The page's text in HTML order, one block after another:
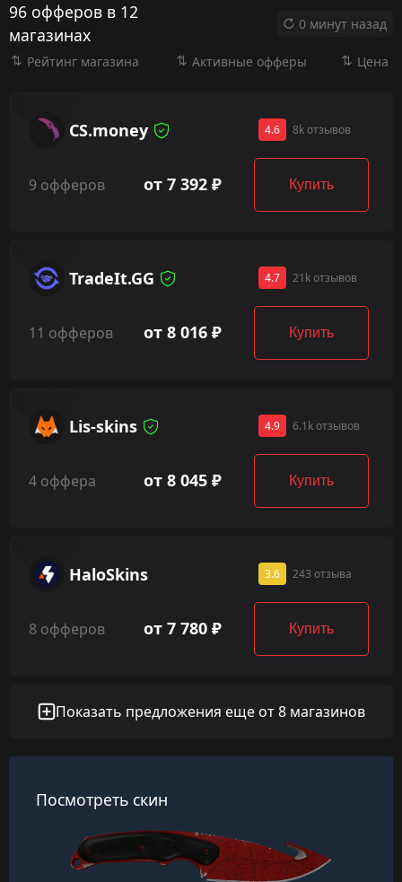
96 офферов в 12
магазинах
0 минут назад
Рейтинг магазина Активные офферы Цена
CS.money 4.6 8k отзывов
9 офферов от 7 392 ₽ Купить
TradeIt.GG 4.7 21k отзывов
11 офферов от 8 016 ₽ Купить
Lis-skins 4.9 6.1k отзывов
4 оффера от 8 045 ₽ Купить
HaloSkins 3.6 243 отзыва
8 офферов от 7 780 ₽ Купить
Показать предложения еще от 8 магазинов
Посмотреть скин